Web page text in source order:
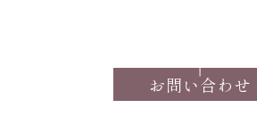
お問い合わせ